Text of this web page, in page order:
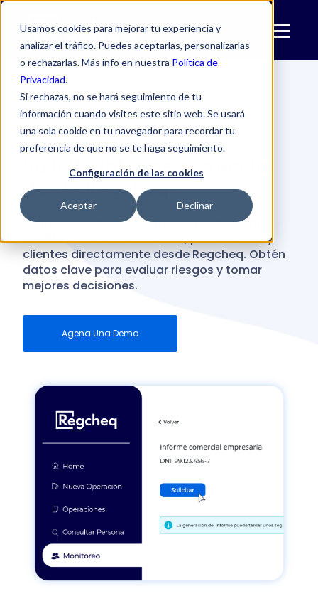
Usamos cookies para mejorar tu experiencia y
analizar el tráfico. Puedes aceptarlas, personalizarlas
o rechazarlas. Más info en nuestra Política de
Privacidad.
Si rechazas, no se hará seguimiento de tu
información cuando visites este sitio web. Se usará
una sola cookie en tu navegador para recordar tu
preferencia de que no se te haga seguimiento.
Configuración de las cookies
Aceptar Declinar
NUEVO EN REGCHEQ
Solicita informe comercial
desde Regcheq.
Podrás acceder a información comercial y
crediticia de colaboradores, proveedores y
clientes directamente desde Regcheq. Obtén
datos clave para evaluar riesgos y tomar
mejores decisiones.
Agena Una Demo